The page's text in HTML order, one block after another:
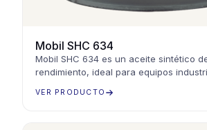
Mobil SHC 634
Mobil SHC 634 es un aceite sintético
rendimiento, ideal para equipos
VER PRODUCTO